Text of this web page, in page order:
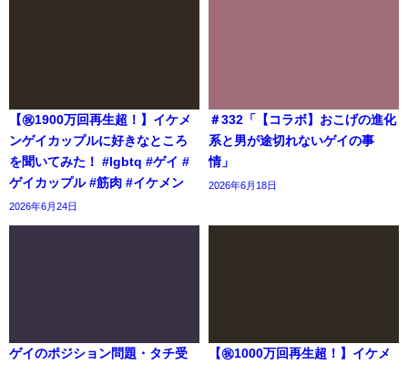
【㊗️1900万回再生超！】イケメ
ンゲイカップルに好きなところ
を聞いてみた！ #lgbtq #ゲイ #
ゲイカップル #筋肉 #イケメン
2026年6月24日
＃332「【コラボ】おこげの進化
系と男が途切れないゲイの事
情」
2026年6月18日
ゲイのポジション問題・タチ受
【㊗️1000万回再生超！】イケメ